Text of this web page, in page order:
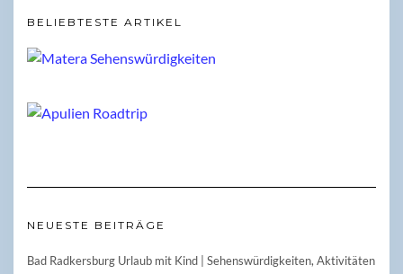
BELIEBTESTE ARTIKEL
NEUESTE BEITRÄGE
Bad Radkersburg Urlaub mit Kind | Sehenswürdigkeiten, Aktivitäten